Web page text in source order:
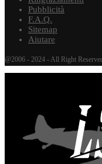
Pubblicità
F.A.Q.
Sitemap
Aiutare
@2006 - 2024 - All Right